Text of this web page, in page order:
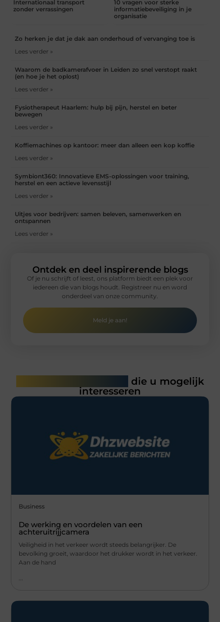
Internationaal transport
zonder verrassingen
10 vragen voor sterke
informatiebeveiliging in je
organisatie
Zo herken je dat je dak aan onderhoud of vervanging toe is
Lees verder »
Waarom de badkamerafvoer in Leiden zo snel verstopt raakt
(en hoe je het oplost)
Lees verder »
Fysiotherapeut Haarlem: hulp bij pijn, herstel en beter
bewegen
Lees verder »
Koffiemachines op kantoor: meer dan alleen een kop koffie
Lees verder »
Symbiont360: Innovatieve EMS-oplossingen voor training,
herstel en een actieve levensstijl
Lees verder »
Uitjes voor bedrijven: samen beleven, samenwerken en
ontspannen
Lees verder »
Ontdek en deel inspirerende blogs
Of je nu schrijft of leest, ons platform biedt een plek voor
iedereen die van blogs houdt. Registreer nu en word
onderdeel van onze community.
Meld je aan!
die u mogelijk
interesseren
Business
De werking en voordelen van een
achteruitrijjcamera
Veiligheid in het verkeer wordt steeds belangrijker. De
bevolking groeit, waardoor het drukker wordt in het verkeer.
Aan de hand
...